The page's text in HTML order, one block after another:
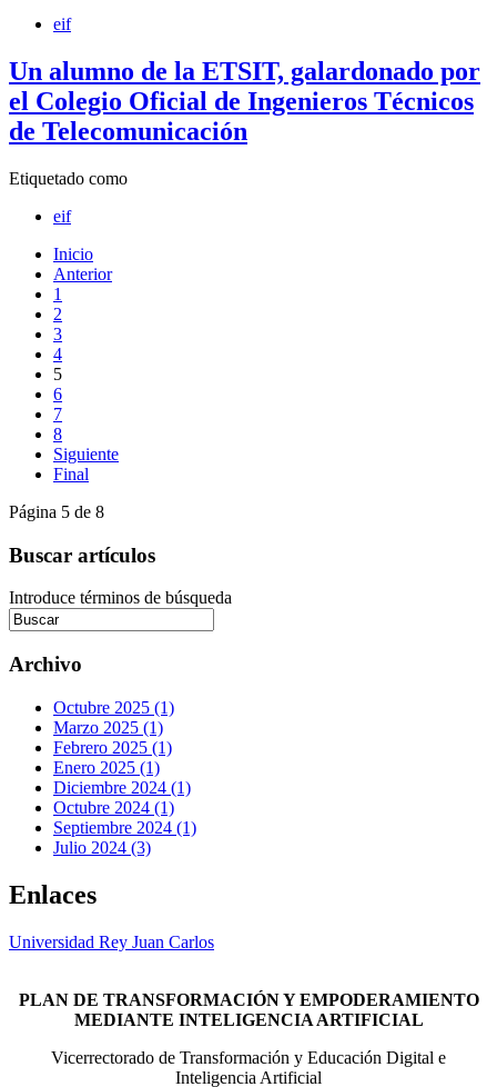
eif
Un alumno de la ETSIT, galardonado por
el Colegio Oficial de Ingenieros Técnicos
de Telecomunicación
Etiquetado como
eif
Inicio
Anterior
1
2
3
4
5
6
7
8
Siguiente
Final
Página 5 de 8
Buscar artículos
Introduce términos de búsqueda
Archivo
Octubre 2025 (1)
Marzo 2025 (1)
Febrero 2025 (1)
Enero 2025 (1)
Diciembre 2024 (1)
Octubre 2024 (1)
Septiembre 2024 (1)
Julio 2024 (3)
Enlaces
Universidad Rey Juan Carlos
PLAN DE TRANSFORMACIÓN Y EMPODERAMIENTO
MEDIANTE INTELIGENCIA ARTIFICIAL
Vicerrectorado de Transformación y Educación Digital e
Inteligencia Artificial